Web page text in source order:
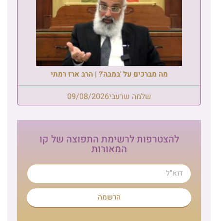
מה מברכים על 'במבה'? | הרב ארז רמתי
שלמה שרעבי09/08/2026
להצטרפות לרשימת התפוצה של קו
המאורות
הרשמה